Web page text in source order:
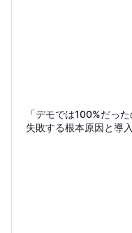
「デモでは100%だっ
失敗する根本原因と導